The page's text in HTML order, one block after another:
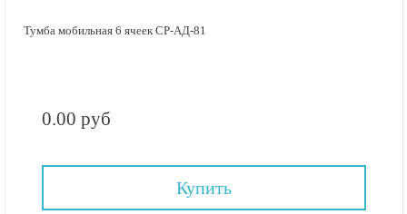
Тумба мобильная 6 ячеек СР-АД-81
0.00 руб
Купить